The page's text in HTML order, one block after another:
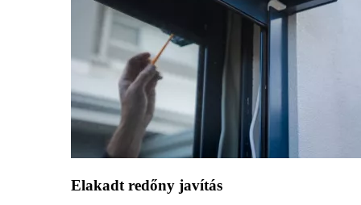
Elakadt redőny javítás